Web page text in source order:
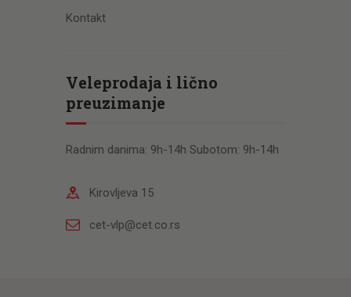
Kontakt
Veleprodaja i lično
preuzimanje
Radnim danima: 9h-14h Subotom: 9h-14h
Kirovljeva 15
cet-vlp@cet.co.rs